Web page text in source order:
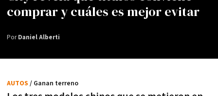
comprar y cuáles es mejor evitar
PorDaniel Alberti
AUTOS / Ganan terreno